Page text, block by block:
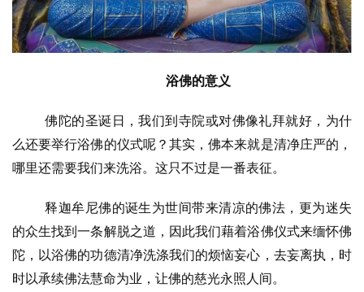
音
高
心
乐
专
题
浴佛的意义
佛陀的圣诞日，我们到寺院或对佛像礼拜就好，为什
么还要举行浴佛的仪式呢？其实，佛本来就是清净庄严的，
哪里还需要我们来洗浴。这只不过是一番表征。
释迦牟尼佛的诞生为世间带来清凉的佛法，更为迷失
的众生找到一条解脱之道，因此我们藉着浴佛仪式来缅怀佛
陀，以浴佛的功德清净洗涤我们的烦恼妄心，去妄离执，时
时以承续佛法慧命为业，让佛的慈光永照人间。